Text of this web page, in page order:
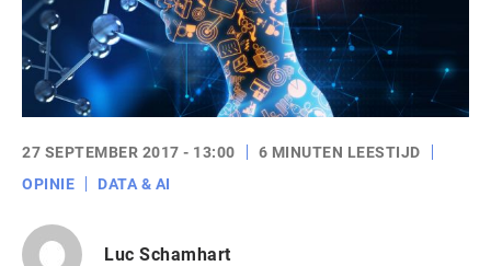
27 SEPTEMBER 2017 - 13:00
6 MINUTEN LEESTIJD
OPINIE
DATA & AI
Luc Schamhart